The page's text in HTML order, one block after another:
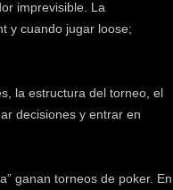
imprevisible. La
y cuando jugar loose;
la estructura del torneo, el
decisiones y entrar en
ganan torneos de poker. En